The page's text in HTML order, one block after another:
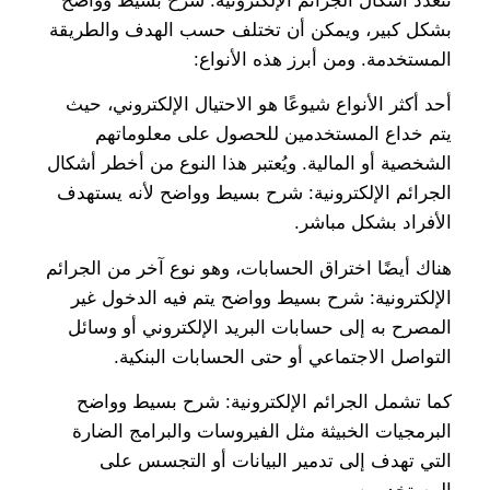
بشكل كبير، ويمكن أن تختلف حسب الهدف والطريقة
المستخدمة. ومن أبرز هذه الأنواع:
أحد أكثر الأنواع شيوعًا هو الاحتيال الإلكتروني، حيث
يتم خداع المستخدمين للحصول على معلوماتهم
الشخصية أو المالية. ويُعتبر هذا النوع من أخطر أشكال
الجرائم الإلكترونية: شرح بسيط وواضح لأنه يستهدف
الأفراد بشكل مباشر.
هناك أيضًا اختراق الحسابات، وهو نوع آخر من الجرائم
الإلكترونية: شرح بسيط وواضح يتم فيه الدخول غير
المصرح به إلى حسابات البريد الإلكتروني أو وسائل
التواصل الاجتماعي أو حتى الحسابات البنكية.
كما تشمل الجرائم الإلكترونية: شرح بسيط وواضح
البرمجيات الخبيثة مثل الفيروسات والبرامج الضارة
التي تهدف إلى تدمير البيانات أو التجسس على